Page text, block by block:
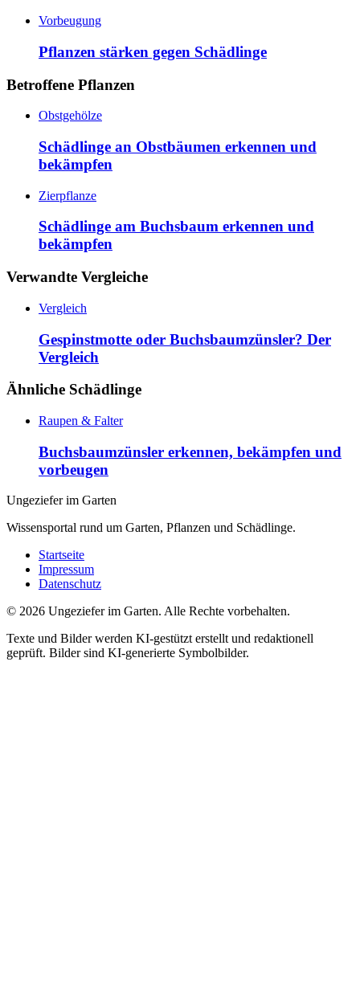
Vorbeugung
Pflanzen stärken gegen Schädlinge
Betroffene Pflanzen
Obstgehölze
Schädlinge an Obstbäumen erkennen und
bekämpfen
Zierpflanze
Schädlinge am Buchsbaum erkennen und
bekämpfen
Verwandte Vergleiche
Vergleich
Gespinstmotte oder Buchsbaumzünsler? Der
Vergleich
Ähnliche Schädlinge
Raupen & Falter
Buchsbaumzünsler erkennen, bekämpfen und
vorbeugen
Ungeziefer im Garten
Wissensportal rund um Garten, Pflanzen und Schädlinge.
Startseite
Impressum
Datenschutz
© 2026 Ungeziefer im Garten. Alle Rechte vorbehalten.
Texte und Bilder werden KI-gestützt erstellt und redaktionell
geprüft. Bilder sind KI-generierte Symbolbilder.